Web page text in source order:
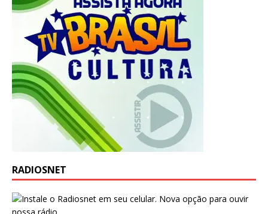
RADIOSNET